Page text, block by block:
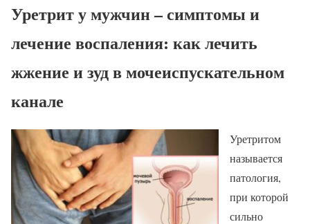
Уретрит у мужчин – симптомы и
лечение воспаления: как лечить
жжение и зуд в мочеиспускательном
канале
Уретритом
называется
патология,
при которой
сильно